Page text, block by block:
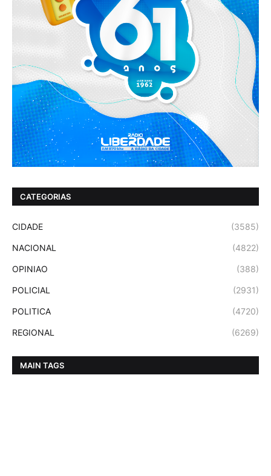
CATEGORIAS
CIDADE (3585)
NACIONAL (4822)
OPINIAO (388)
POLICIAL (2931)
POLITICA (4720)
REGIONAL (6269)
MAIN TAGS